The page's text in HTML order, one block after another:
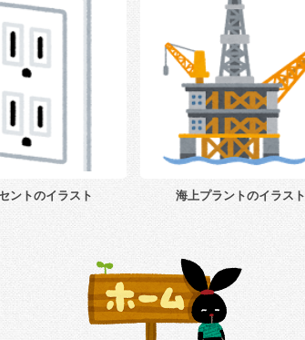
ントのイラスト 海上プラントのイラスト